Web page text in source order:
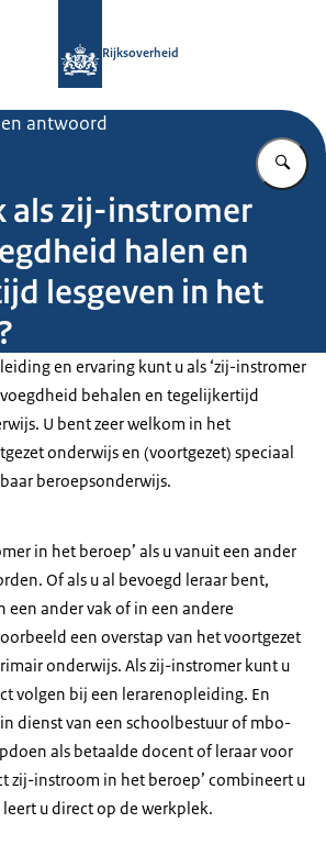
Rijksoverheid
antwoord
als zij-instromer
halen en
lesgeven in het
en ervaring kunt u als ‘zij-instromer
behalen en tegelijkertijd
U bent zeer welkom in het
onderwijs en (voortgezet) speciaal
beroepsonderwijs.
in het beroep’ als u vanuit een ander
Of als u al bevoegd leraar bent,
een ander vak of in een andere
een overstap van het voortgezet
onderwijs. Als zij-instromer kunt u
volgen bij een lerarenopleiding. En
dienst van een schoolbestuur of mbo-
als betaalde docent of leraar voor
zij-instroom in het beroep’ combineert u
u direct op de werkplek.